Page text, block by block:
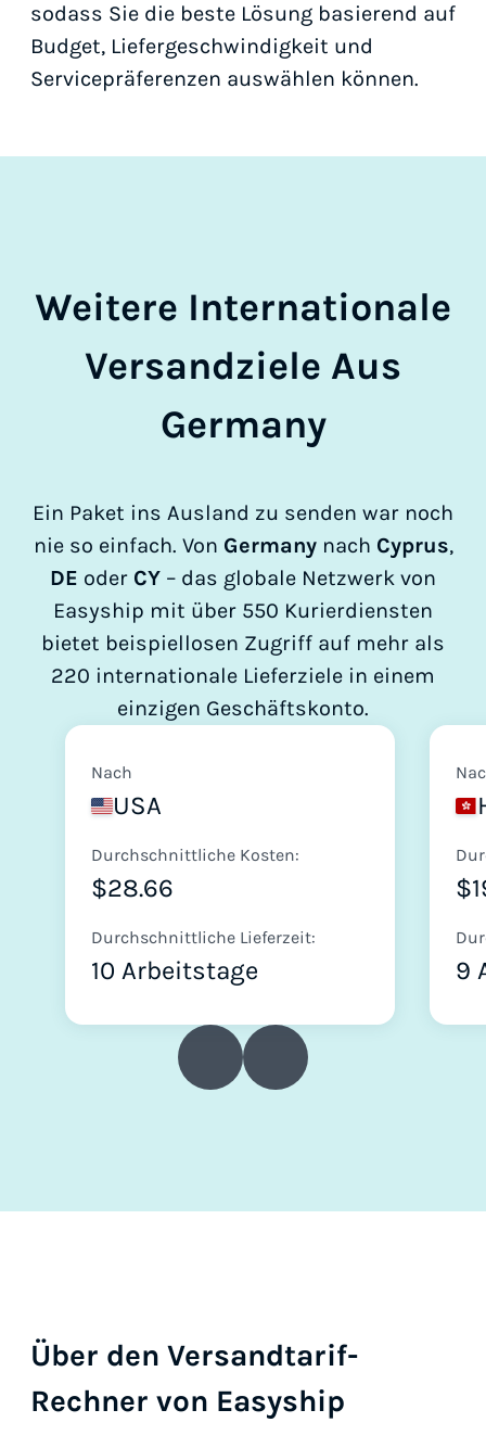
sodass Sie die beste Lösung basierend auf
Budget, Liefergeschwindigkeit und
Servicepräferenzen auswählen können.
Weitere Internationale
Versandziele Aus
Germany
Ein Paket ins Ausland zu senden war noch
nie so einfach. Von Germanynach Cyprus,
DE oder CY – das globale Netzwerk von
Easyship mit über 550 Kurierdiensten
bietet beispiellosen Zugriff auf mehr als
220 internationale Lieferziele in einem
einzigen Geschäftskonto.
Nach
USA
Durchschnittliche Kosten:
$28.66
Durchschnittliche Lieferzeit:
10 Arbeitstage 9
Über den Versandtarif-
Rechner von Easyship